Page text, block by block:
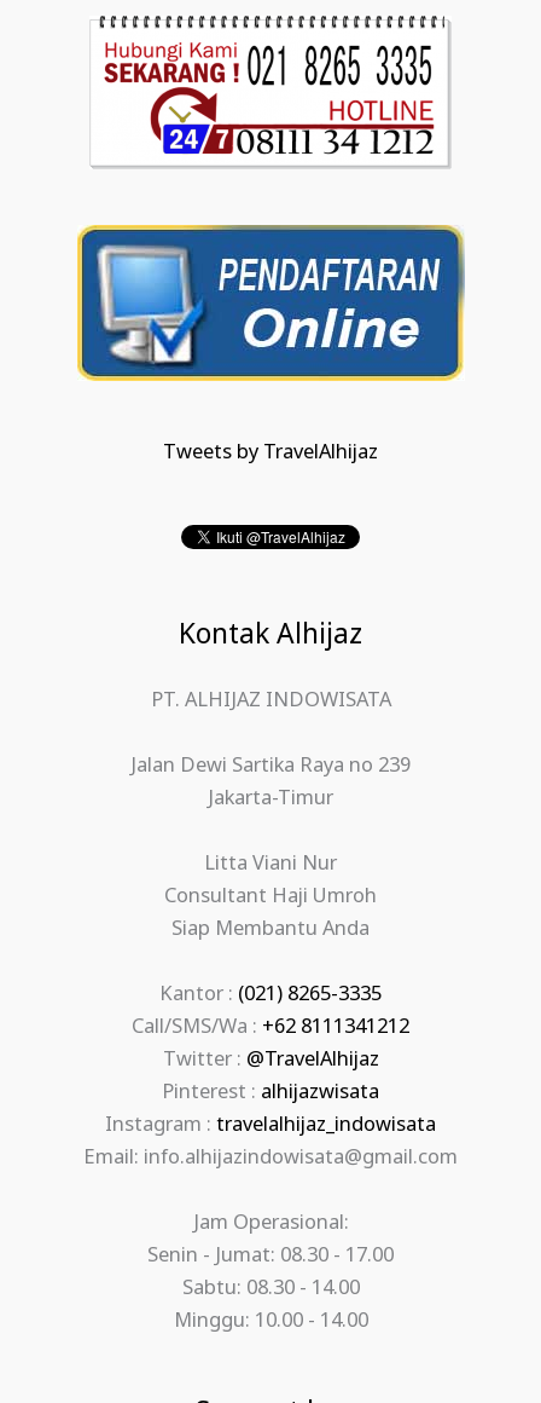
Tweets by TravelAlhijaz
Kontak Alhijaz
PT. ALHIJAZ INDOWISATA
Jalan Dewi Sartika Raya no 239
Jakarta-Timur
Litta Viani Nur
Consultant Haji Umroh
Siap Membantu Anda
Kantor : (021) 8265-3335
Call/SMS/Wa : +62 8111341212
Twitter : @TravelAlhijaz
Pinterest : alhijazwisata
Instagram : travelalhijaz_indowisata
Email: info.alhijazindowisata@gmail.com
Jam Operasional:
Senin - Jumat: 08.30 - 17.00
Sabtu: 08.30 - 14.00
Minggu: 10.00 - 14.00